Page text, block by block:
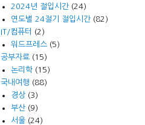
2024년 절입시간(24)
연도별 24절기 절입시간(82)
IT/컴퓨터
(2)
워드프레스(5)
공부자료 (15)
논리학(15)
국내여행 (88)
경상(3)
부산(9)
서울(24)